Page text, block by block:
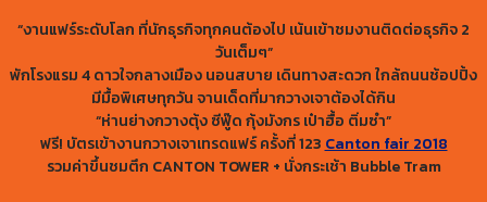
“งานแฟร์ระดับโลก ที่นักธุรกิจทุกคนต้องไป เน้นเข้าชมงานติดต่อธุรกิจ 2
วันเต็มๆ”
พักโรงแรม 4 ดาวใจกลางเมือง นอนสบาย เดินทางสะดวก ใกล้ถนนช้อปปิ้ง
มีมื้อพิเศษทุกวัน จานเด็ดที่มากวางเจาต้องได้กิน
“ห่านย่างกวางตุ้ง ซีฟู๊ด กุ้งมังกร เป๋าฮื้อ ติ่มซำ”
ฟรี! บัตรเข้างานกวางเจาเทรดแฟร์ ครั้งที่ 123Canton fair 2018
รวมค่าขึ้นชมตึก CANTON TOWER + นั่งกระเช้า Bubble Tram